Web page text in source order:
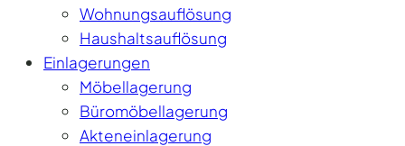
Wohnungsauflösung
Haushaltsauflösung
Einlagerungen
Möbellagerung
Büromöbellagerung
Akteneinlagerung